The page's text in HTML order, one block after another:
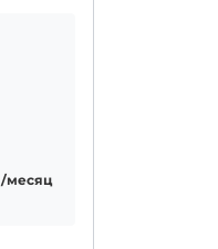
/месяц